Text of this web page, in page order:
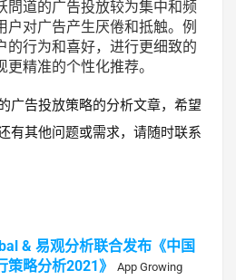
問道的广告投放较为集中和频
户对广告产生厌倦和抵触。例
的行为和喜好，进行更细致的
精准的个性化推荐。
广告投放策略的分析文章，希望
有其他问题或需求，请随时联系
& 易观分析联合发布《中国
略分析2021》
App Growing